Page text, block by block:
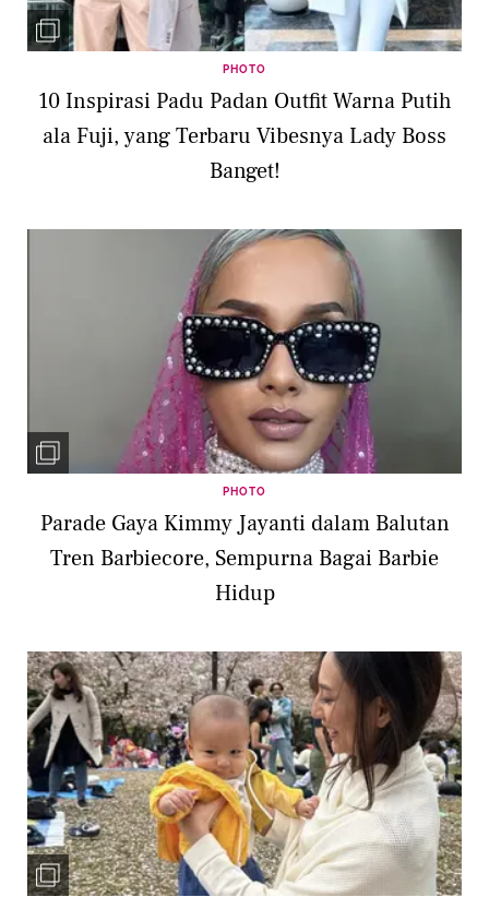
PHOTO
10 Inspirasi Padu Padan Outfit Warna Putih
ala Fuji, yang Terbaru Vibesnya Lady Boss
Banget!
PHOTO
Parade Gaya Kimmy Jayanti dalam Balutan
Tren Barbiecore, Sempurna Bagai Barbie
Hidup